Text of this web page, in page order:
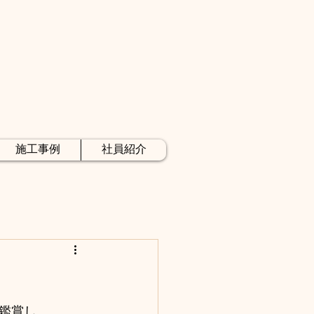
施工事例 社員紹介
賞し、